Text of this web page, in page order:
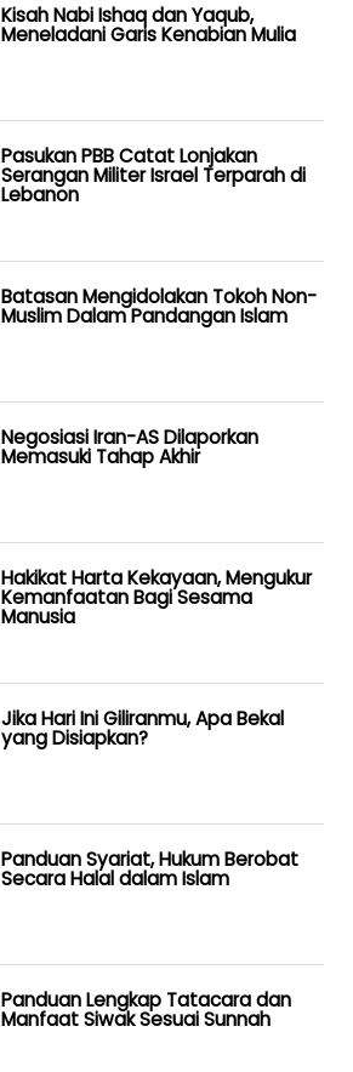
Kisah Nabi Ishaq dan Yaqub,
Meneladani Garis Kenabian Mulia
Pasukan PBB Catat Lonjakan
Serangan Militer Israel Terparah di
Lebanon
Batasan Mengidolakan Tokoh Non-
Muslim Dalam Pandangan Islam
Negosiasi Iran-AS Dilaporkan
Memasuki Tahap Akhir
Hakikat Harta Kekayaan, Mengukur
Kemanfaatan Bagi Sesama
Manusia
Jika Hari Ini Giliranmu, Apa Bekal
yang Disiapkan?
Panduan Syariat, Hukum Berobat
Secara Halal dalam Islam
Panduan Lengkap Tatacara dan
Manfaat Siwak Sesuai Sunnah